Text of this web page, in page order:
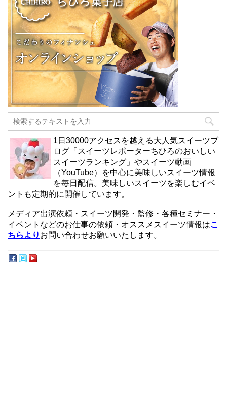
1日30000アクセスを越える大人気スイーツブ
ログ「スイーツレポーターちひろのおいしい
スイーツランキング」やスイーツ動画
（YouTube）を中心に美味しいスイーツ情報
を毎日配信。美味しいスイーツを楽しむイベ
ントも定期的に開催しています。
メディア出演依頼・スイーツ開発・監修・各種セミナー・
イベントなどのお仕事の依頼・オススメスイーツ情報はこ
ちらより お問い合わせお願いいたします。